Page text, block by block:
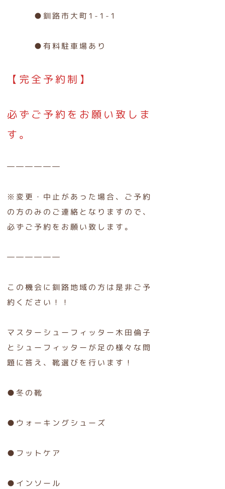
●釧路市大町1-1-1
●有料駐車場あり
【完全予約制】
必ずご予約をお願い致しま
す。
――――――
※変更・中止があった場合、ご予約
の方のみのご連絡となりますので、
必ずご予約をお願い致します。
――――――
この機会に釧路地域の方は是非ご予
約ください！！
マスターシューフィッター木田倫子
とシューフィッターが足の様々な問
題に答え、靴選びを行います！
●冬の靴
●ウォーキングシューズ
●フットケア
●インソール